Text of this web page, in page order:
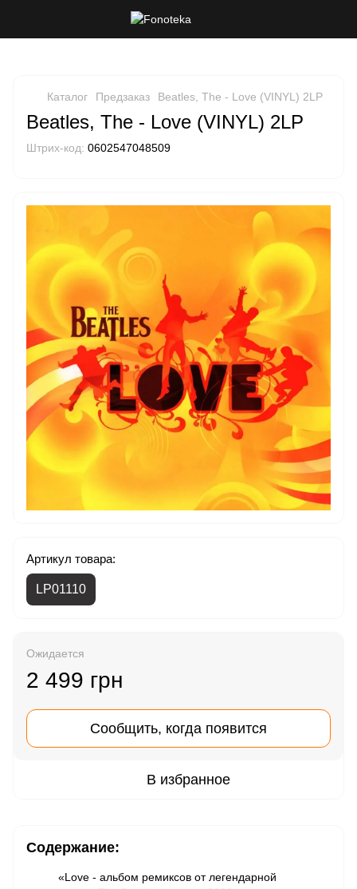
Каталог Предзаказ Beatles, The - Love (VINYL) 2LP
Beatles, The - Love (VINYL) 2LP
Штрих-код: 0602547048509
Артикул товара:
LP01110
Ожидается
2 499 грн
Сообщить, когда появится
В избранное
Содержание:
«Love - альбом ремиксов от легендарной